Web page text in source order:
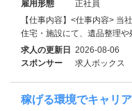
雇用形態
正社員
【仕事内容】<仕事内容> 当
住宅・施設にて、遺品整理
求人の更新日 2026-08-06
スポンサー
求人ボックス
稼げる環境でキャリ